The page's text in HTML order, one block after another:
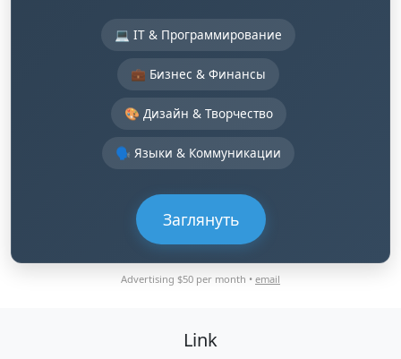
💻 IT & Программирование
💼 Бизнес & Финансы
🎨 Дизайн & Творчество
🗣️ Языки & Коммуникации
Заглянуть
Advertising $50 per month • email
Link